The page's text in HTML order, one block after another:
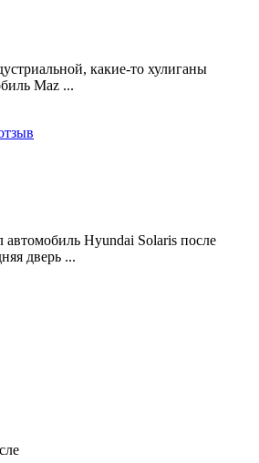
какие-то хулиганы
Maz ...
автомобиль Hyundai Solaris после
дверь ...